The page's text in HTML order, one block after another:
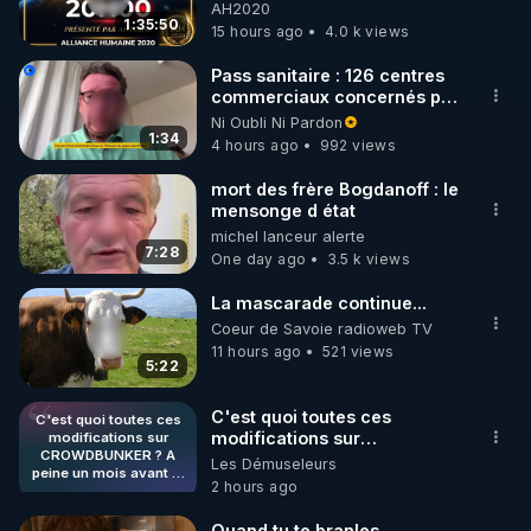
https://www.instagram.com/rdlr_thierrycasasnovas/
http://rgnr.li/instagram
🌱 LA NEWSLETTER
Pour ne pas rater l’actualité RGNR (stages,
http://rgnr.li/news
🌱 VIDÉOS NON CENSURÉES SUR ODYSEE
Toutes les vidéos Youtube sont aussi sur la
http://rgnr.li/odysee
🌱 LES STAGES EN PRÉSENTIEL
http://rgnr.li/stages
1:35:50
06/08/2026***
AH2020
15 hours ago
4.0 k views
1:34
Pass sanitaire : 126 centres
commerciaux concernés par
l'obligation dans toute la
France
Ni Oubli Ni Pardon
4 hours ago
992 views
7:28
mort des frère Bogdanoff : le
mensonge d état
michel lanceur alerte
One day ago
3.5 k views
5:22
La mascarade continue...
Coeur de Savoie radioweb TV
11 hours ago
521 views
C'est quoi toutes ces
modifications sur
CROWDBUNKER ? A
peine un mois avant le
début de la censure sur
Dites-moi pas que
C'est quoi toutes ces
modifications sur
CROWDBUNKER ? A peine
un mois avant le début de la
censure sur les réseaux
sociaux ? Dites-moi pas que
Les Démuseleurs
2 hours ago